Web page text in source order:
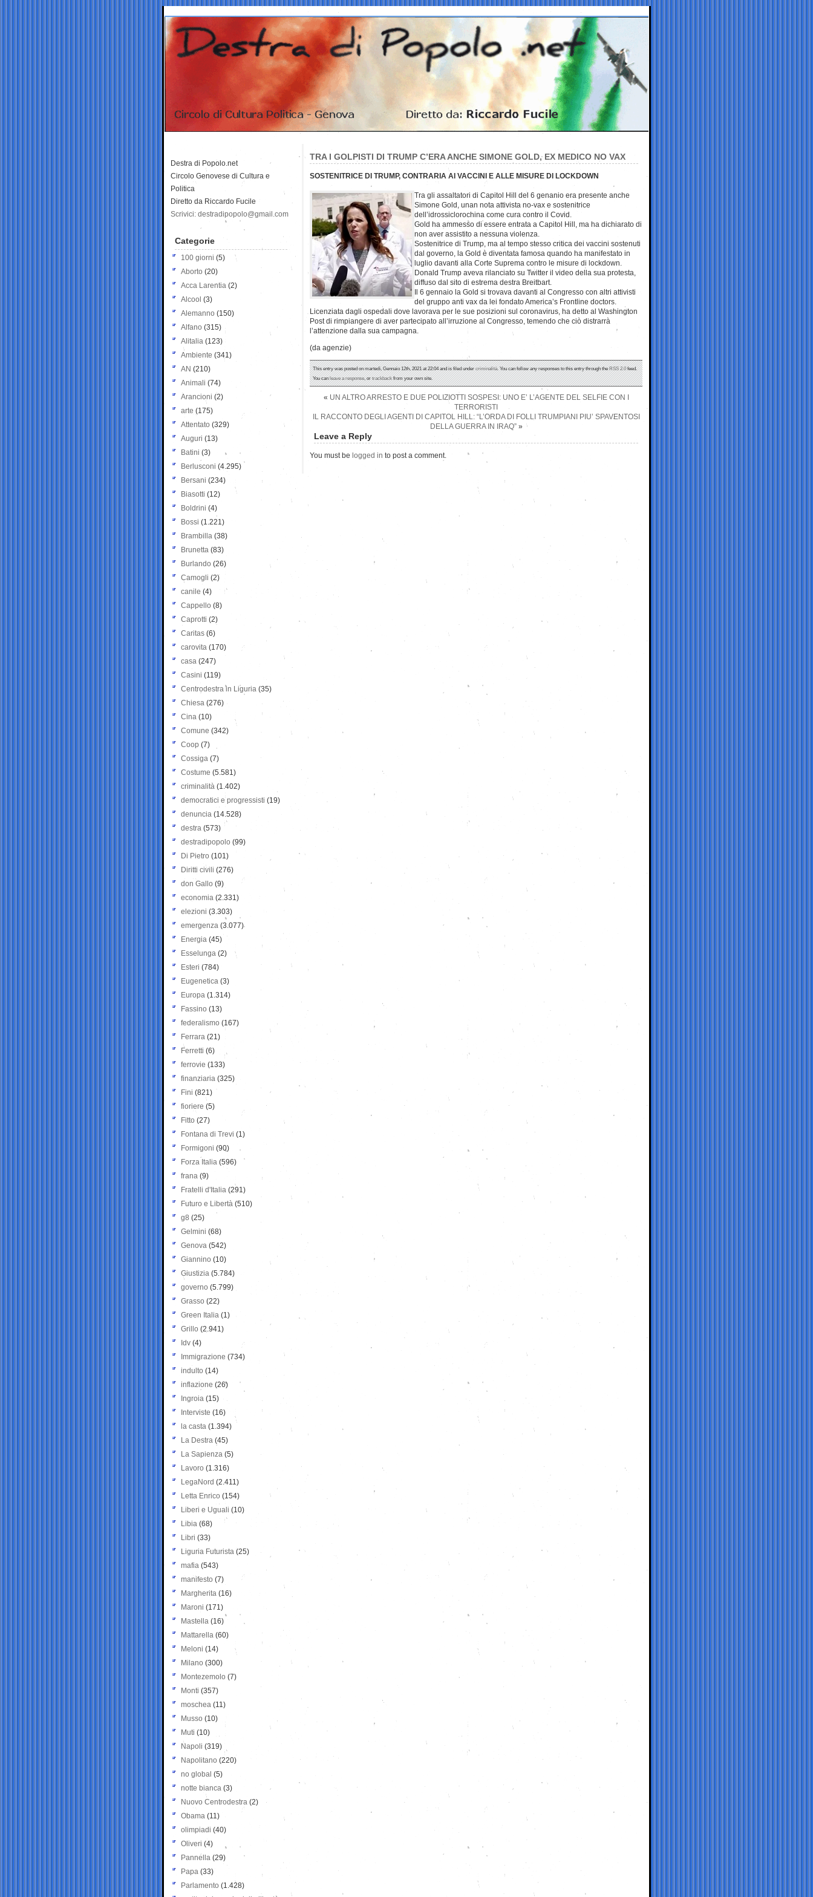
TRA I GOLPISTI DI TRUMP C’ERA ANCHE SIMONE GOLD, EX MEDICO NO VAX
SOSTENITRICE DI TRUMP, CONTRARIA AI VACCINI E ALLE MISURE DI LOCKDOWN
Tra gli assaltatori di Capitol Hill del 6 genanio era presente anche
Simone Gold, unan nota attivista no-vax e sostenitrice
dell’idrossiclorochina come cura contro il Covid.
Gold ha ammesso di essere entrata a Capitol Hill, ma ha dichiarato di
non aver assistito a nessuna violenza.
Sostenitrice di Trump, ma al tempo stesso critica dei vaccini sostenuti
dal governo, la Gold è diventata famosa quando ha manifestato in
luglio davanti alla Corte Suprema contro le misure di lockdown.
Donald Trump aveva rilanciato su Twitter il video della sua protesta,
diffuso dal sito di estrema destra Breitbart.
Il 6 gennaio la Gold si trovava davanti al Congresso con altri attivisti
del gruppo anti vax da lei fondato America’s Frontline doctors.
Licenziata dagli ospedali dove lavorava per le sue posizioni sul coronavirus, ha detto al Washington
Post di rimpiangere di aver partecipato all’irruzione al Congresso, temendo che ciò distrarrà
l’attenzione dalla sua campagna.
(da agenzie)
This entry was posted on martedì, Gennaio 12th, 2021 at 22:04 and is filed undercriminalità. You can follow any responses to this entry through theRSS 2.0feed.
You canleave a response, ortrackbackfrom your own site.
« UN ALTRO ARRESTO E DUE POLIZIOTTI SOSPESI: UNO E’ L’AGENTE DEL SELFIE CON I
TERRORISTI
IL RACCONTO DEGLI AGENTI DI CAPITOL HILL: “L’ORDA DI FOLLI TRUMPIANI PIU’ SPAVENTOSI
DELLA GUERRA IN IRAQ”»
Leave a Reply
You must be logged in to post a comment.
Destra di Popolo.net
Circolo Genovese di Cultura e
Politica
Diretto da Riccardo Fucile
Scrivici: destradipopolo@gmail.com
Categorie
100 giorni (5)
Aborto (20)
Acca Larentia (2)
Alcool (3)
Alemanno (150)
Alfano (315)
Alitalia (123)
Ambiente (341)
AN (210)
Animali (74)
Arancioni (2)
arte (175)
Attentato (329)
Auguri (13)
Batini (3)
Berlusconi (4.295)
Bersani (234)
Biasotti (12)
Boldrini (4)
Bossi (1.221)
Brambilla (38)
Brunetta (83)
Burlando (26)
Camogli (2)
canile (4)
Cappello (8)
Caprotti (2)
Caritas (6)
carovita (170)
casa (247)
Casini (119)
Centrodestra in Liguria (35)
Chiesa (276)
Cina (10)
Comune (342)
Coop (7)
Cossiga (7)
Costume (5.581)
criminalità (1.402)
democratici e progressisti (19)
denuncia (14.528)
destra (573)
destradipopolo (99)
Di Pietro (101)
Diritti civili (276)
don Gallo (9)
economia (2.331)
elezioni (3.303)
emergenza (3.077)
Energia (45)
Esselunga (2)
Esteri (784)
Eugenetica (3)
Europa (1.314)
Fassino (13)
federalismo (167)
Ferrara (21)
Ferretti (6)
ferrovie (133)
finanziaria (325)
Fini (821)
fioriere (5)
Fitto (27)
Fontana di Trevi (1)
Formigoni (90)
Forza Italia (596)
frana (9)
Fratelli d'Italia (291)
Futuro e Libertà (510)
g8 (25)
Gelmini (68)
Genova (542)
Giannino (10)
Giustizia (5.784)
governo (5.799)
Grasso (22)
Green Italia (1)
Grillo (2.941)
Idv (4)
Immigrazione (734)
indulto (14)
inflazione (26)
Ingroia (15)
Interviste (16)
la casta (1.394)
La Destra (45)
La Sapienza (5)
Lavoro (1.316)
LegaNord (2.411)
Letta Enrico (154)
Liberi e Uguali (10)
Libia (68)
Libri (33)
Liguria Futurista (25)
mafia (543)
manifesto (7)
Margherita (16)
Maroni (171)
Mastella (16)
Mattarella (60)
Meloni (14)
Milano (300)
Montezemolo (7)
Monti (357)
moschea (11)
Musso (10)
Muti (10)
Napoli (319)
Napolitano (220)
no global (5)
notte bianca (3)
Nuovo Centrodestra (2)
Obama (11)
olimpiadi (40)
Oliveri (4)
Pannella (29)
Papa (33)
Parlamento (1.428)